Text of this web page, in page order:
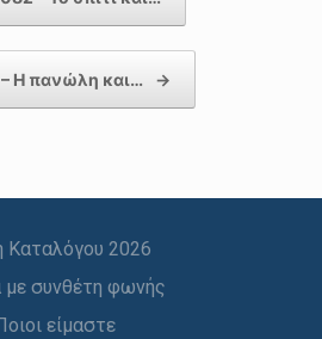
Η πανώλη και… →
Καταλόγου 2026
με συνθέτη φωνής
είμαστε